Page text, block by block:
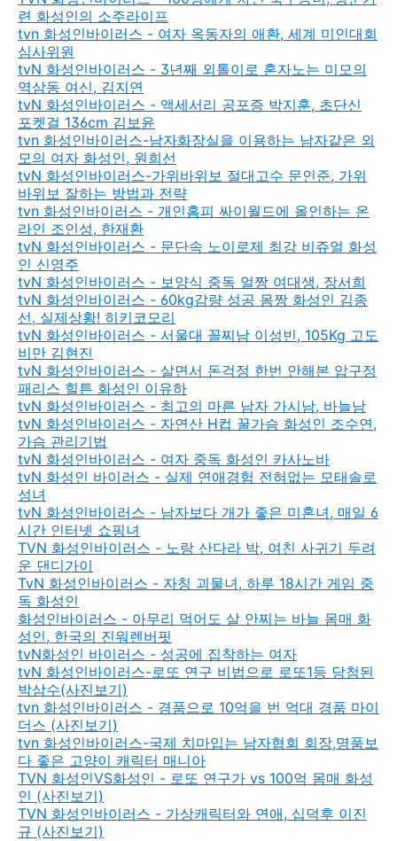
련 화성인의 소주라이프
tvn 화성인바이러스 - 여자 옥동자의 애환, 세계 미인대회
심사위원
tvN 화성인바이러스 - 3년째 외톨이로 혼자노는 미모의
역삼동 여신, 김지연
tvN 화성인바이러스 - 액세서리 공포증 박지훈, 초단신
포켓걸 136cm 김보윤
tvn 화성인바이러스-남자화장실을 이용하는 남자같은 외
모의 여자 화성인, 원희선
tvN 화성인바이러스-가위바위보 절대고수 문인준, 가위
바위보 잘하는 방법과 전략
tvn 화성인바이러스 - 개인홈피 싸이월드에 올인하는 온
라인 조인성, 한재환
tvN 화성인바이러스 - 문단속 노이로제 최강 비쥬얼 화성
인 신영주
tvN 화성인바이러스 - 보양식 중독 얼짱 여대생, 장서희
tvN 화성인바이러스 - 60kg감량 성공 몸짱 화성인 김종
선, 실제상황! 히키코모리
tvN 화성인바이러스 - 서울대 꼴찌남 이성빈, 105Kg 고도
비만 김현진
tvN 화성인바이러스 - 살면서 돈걱정 한번 안해본 압구정
패리스 힐튼 화성인 이유하
tvN 화성인바이러스 - 최고의 마른 남자 가시남, 바늘남
tvN 화성인바이러스 - 자연산 H컵 꿀가슴 화성인 조수연,
가슴 관리기법
tvN 화성인바이러스 - 여자 중독 화성인 카사노바
tvN 화성인 바이러스 - 실제 연애경험 전혀없는 모태솔로
성녀
tvN 화성인바이러스 - 남자보다 개가 좋은 미혼녀, 매일 6
시간 인터넷 쇼핑녀
TVN 화성인바이러스 - 노랑 산다라 박, 여친 사귀기 두려
운 댄디가이
TvN 화성인바이러스 - 자칭 괴물녀, 하루 18시간 게임 중
독 화성인
화성인바이러스 - 아무리 먹어도 살 안찌는 바늘 몸매 화
성인, 한국의 진워렌버핏
tvN화성인 바이러스 - 성공에 집착하는 여자
tvN 화성인바이러스-로또 연구 비법으로 로또1등 당첨된
박삼수(사진보기)
tvn 화성인바이러스 - 경품으로 10억을 번 억대 경품 마이
더스 (사진보기)
tvn 화성인바이러스-국제 치마입는 남자협회 회장,명품보
다 좋은 고양이 캐릭터 매니아
TVN 화성인VS화성인 - 로또 연구가 vs 100억 몸매 화성
인 (사진보기)
TVN 화성인바이러스 - 가상캐릭터와 연애, 십덕후 이진
규 (사진보기)